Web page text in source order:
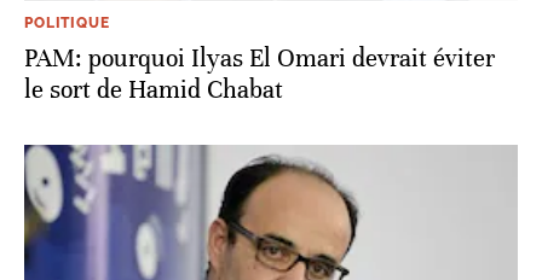
POLITIQUE
PAM: pourquoi Ilyas El Omari devrait éviter
le sort de Hamid Chabat